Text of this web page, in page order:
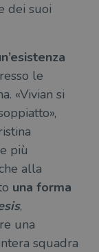
dei suoi
le
«Vivian si
più
alla
una forma
,
una
squadra